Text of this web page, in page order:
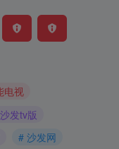
电视
发tv版
# 沙发网